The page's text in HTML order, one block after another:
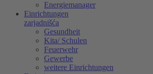
Energiemanager
Einrichtungen
zarjadnišća
Gesundheit
Kita/ Schulen
Feuerwehr
Gewerbe
weitere Einrichtungen